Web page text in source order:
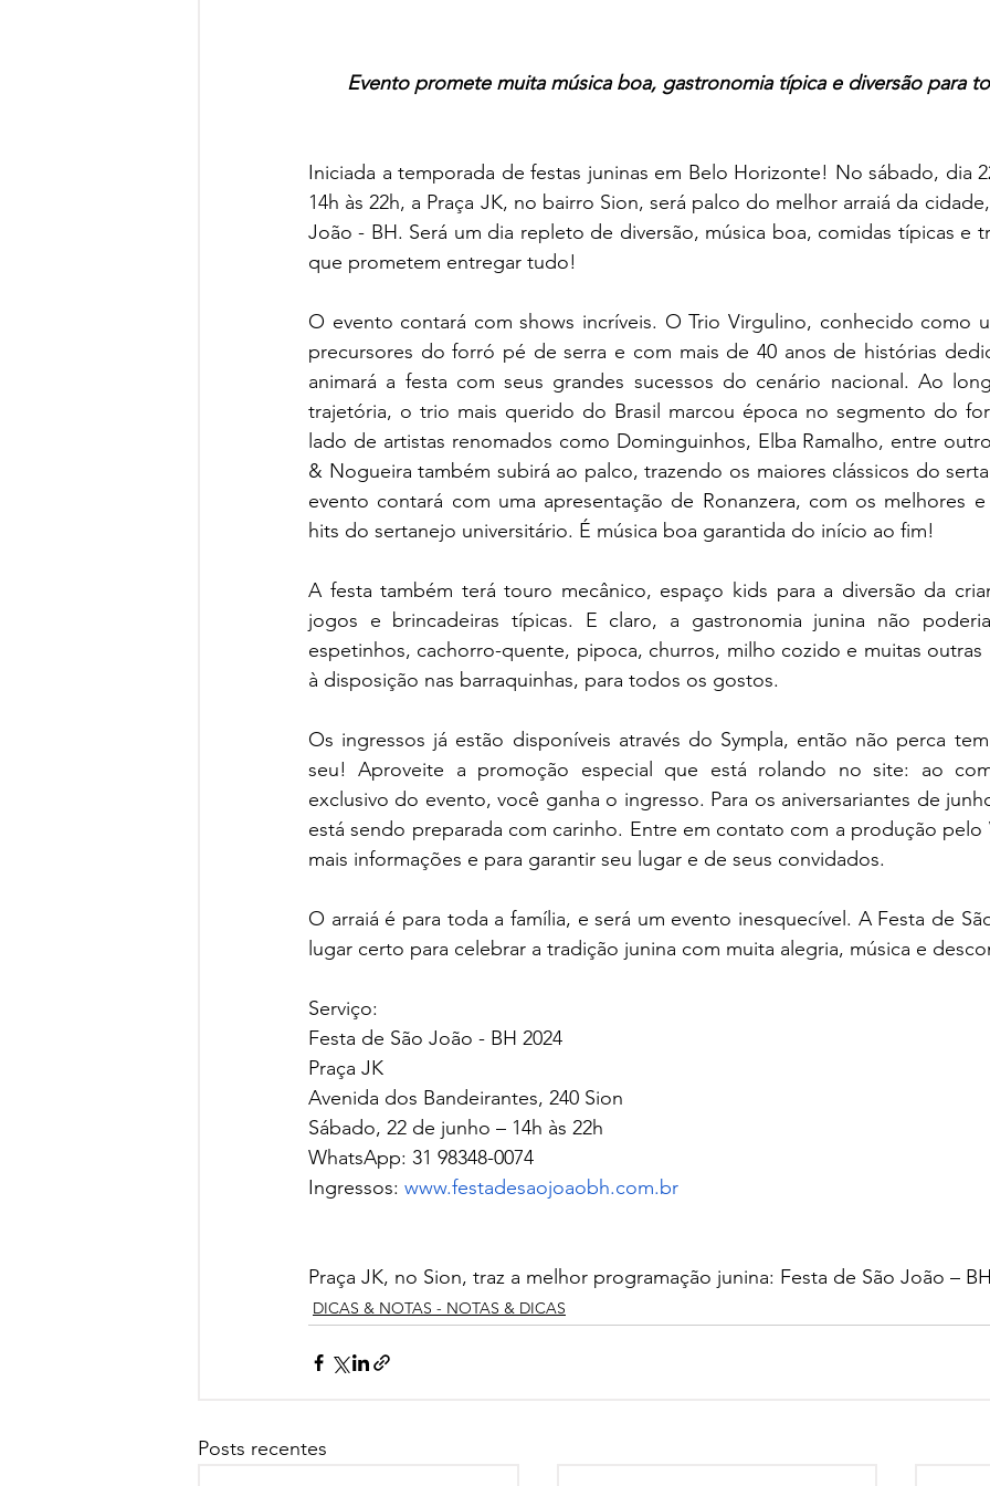
Evento promete muita música boa, gastronomia típica e diversão para
Iniciada a temporada de festas juninas em Belo Horizonte! No sábado, dia
14h às 22h, a Praça JK, no bairro Sion, será palco do melhor arraiá da
João - BH. Será um dia repleto de diversão, música boa, comidas típicas e
que prometem entregar tudo!
O evento contará com shows incríveis. O Trio Virgulino, conhecido como
precursores do forró pé de serra e com mais de 40 anos de histórias
animará a festa com seus grandes sucessos do cenário nacional. Ao
trajetória, o trio mais querido do Brasil marcou época no segmento do
lado de artistas renomados como Dominguinhos, Elba Ramalho, entre
& Nogueira também subirá ao palco, trazendo os maiores clássicos do
evento contará com uma apresentação de Ronanzera, com os melhores e
hits do sertanejo universitário. É música boa garantida do início ao fim!
A festa também terá touro mecânico, espaço kids para a diversão da
jogos e brincadeiras típicas. E claro, a gastronomia junina não
espetinhos, cachorro-quente, pipoca, churros, milho cozido e muitas outras
à disposição nas barraquinhas, para todos os gostos.
Os ingressos já estão disponíveis através do Sympla, então não perca
seu! Aproveite a promoção especial que está rolando no site: ao
exclusivo do evento, você ganha o ingresso. Para os aniversariantes de
está sendo preparada com carinho. Entre em contato com a produção pelo
mais informações e para garantir seu lugar e de seus convidados.
O arraiá é para toda a família, e será um evento inesquecível. A Festa de
lugar certo para celebrar a tradição junina com muita alegria, música e
Serviço:
Festa de São João - BH 2024
Praça JK
Avenida dos Bandeirantes, 240 Sion
Sábado, 22 de junho – 14h às 22h
WhatsApp: 31 98348-0074
Ingressos: www.festadesaojoaobh.com.br
Praça JK, no Sion, traz a melhor programação junina: Festa de São João –
DICAS & NOTAS - NOTAS & DICAS
Posts recentes